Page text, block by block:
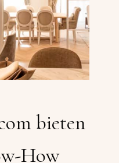
bieten
How